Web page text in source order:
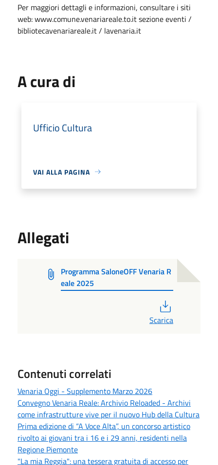
Per maggiori dettagli e informazioni, consultare i siti
web: www.comune.venariareale.to.it sezione eventi /
bibliotecavenariareale.it / lavenaria.it
A cura di
Ufficio Cultura
VAI ALLA PAGINA
Allegati
Programma SaloneOFF Venaria R
eale 2025
Scarica
Contenuti correlati
Venaria Oggi - Supplemento Marzo 2026
Convegno Venaria Reale: Archivio Reloaded - Archivi
come infrastrutture vive per il nuovo Hub della Cultura
Prima edizione di “A Voce Alta”, un concorso artistico
rivolto ai giovani tra i 16 e i 29 anni, residenti nella
Regione Piemonte
"La mia Reggia": una tessera gratuita di accesso per